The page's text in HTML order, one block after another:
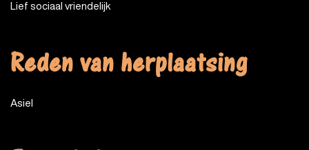
Lief sociaal vriendelijk
Reden van herplaatsing
Asiel